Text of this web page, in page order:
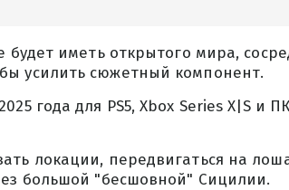
будет иметь открытого мира,
усилить сюжетный компонент.
года для PS5, Xbox Series X|S и
локации, передвигаться на
большой "бесшовной" Сицилии.